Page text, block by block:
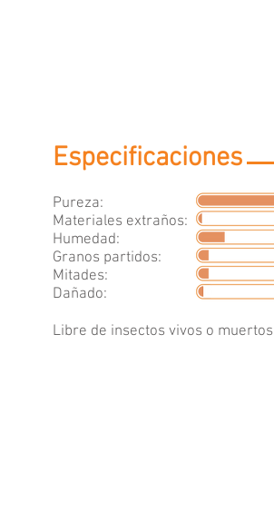
Especificaciones
Pureza:
Materiales extraños:
Humedad:
Granos partidos:
Mitades:
Dañado:
Libre de insectos vivos o muertos